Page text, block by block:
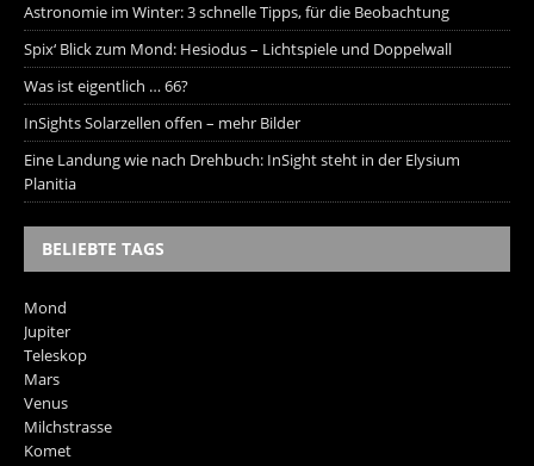
Astronomie im Winter: 3 schnelle Tipps, für die Beobachtung
Spix‘ Blick zum Mond: Hesiodus – Lichtspiele und Doppelwall
Was ist eigentlich … 66?
InSights Solarzellen offen – mehr Bilder
Eine Landung wie nach Drehbuch: InSight steht in der Elysium
Planitia
BELIEBTE TAGS
Mond
Jupiter
Teleskop
Mars
Venus
Milchstrasse
Komet